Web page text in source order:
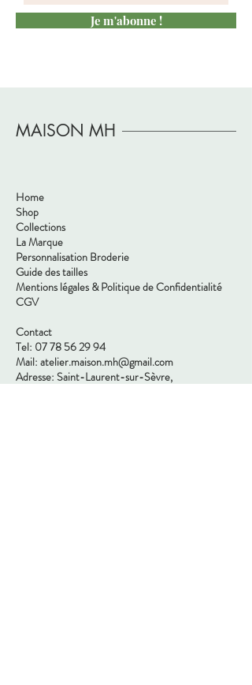
Je m'abonne !
MAISON MH
Home
Shop
Collections
La Marque
Personnalisation Broderie
Guide des tailles
Mentions légales & Politique de Confidentialité
CGV
Contact
Tel: 07 78 56 29 94
Mail: atelier.maison.mh@gmail.com
Adresse: Saint-Laurent-sur-Sèvre,